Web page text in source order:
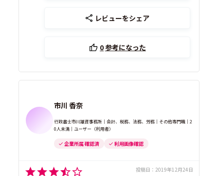
レビューをシェア
0参考になった
市川 香奈
行政書士市川雄資事務所｜会計、税務、法務、労務｜その他専門職｜2
0人未満｜ユーザー（利用者）
企業所属 確認済 利用画像確認
投稿日： 2019年12月24日